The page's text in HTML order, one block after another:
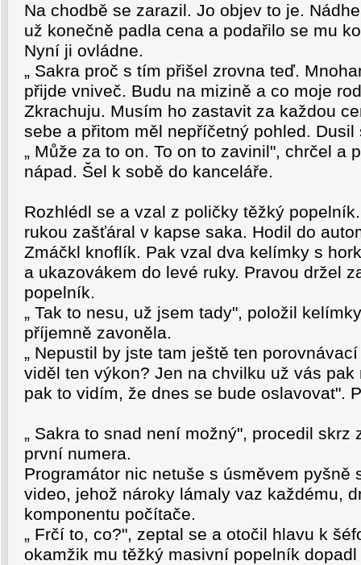
Na chodbě se zarazil. Jo objev to je.
už konečně padla cena a podařilo se mu
Nyní ji ovládne.
„ Sakra proč s tím přišel zrovna teď.
přijde vniveč. Budu na mizině a co moje
Zkrachuju. Musím ho zastavit za každou
sebe a přitom měl nepříčetný pohled. Dusil
„ Může za to on. To on to zavinil", chrčel a
nápad. Šel k sobě do kanceláře.
Rozhlédl se a vzal z poličky těžký
rukou zašťáral v kapse saka. Hodil do
Zmáčkl knoflík. Pak vzal dva kelímky s
a ukazovákem do levé ruky. Pravou držel
popelník.
„ Tak to nesu, už jsem tady", položil
příjemně zavoněla.
„ Nepustil by jste tam ještě ten
viděl ten výkon? Jen na chvilku už vás pak
pak to vidím, že dnes se bude oslavovat".
„ Sakra to snad není možný", procedil skrz
první numera.
Programátor nic netuše s úsměvem pyšně
video, jehož nároky lámaly vaz každému,
komponentu počítače.
„ Frčí to, co?", zeptal se a otočil hlavu k
okamžik mu těžký masivní popelník